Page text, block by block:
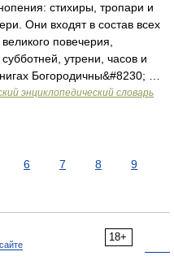
стихиры, тропари и
Они входят в состав всех
повечерия,
утрени, часов и
Богородичны&#8230; …
энциклопедический словарь
6 7 8
9
18+